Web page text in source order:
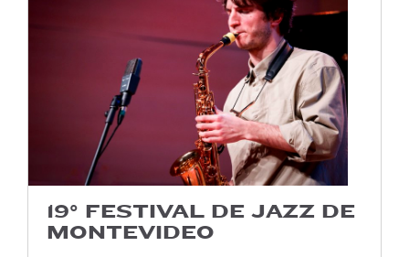
19° FESTIVAL DE JAZZ DE
MONTEVIDEO